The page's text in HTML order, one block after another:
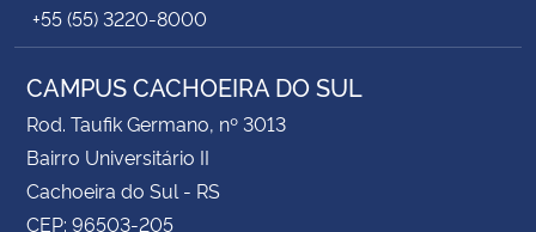
+55 (55) 3220-8000
CAMPUS CACHOEIRA DO SUL
Rod. Taufik Germano, nº 3013
Bairro Universitário II
Cachoeira do Sul - RS
CEP: 96503-205